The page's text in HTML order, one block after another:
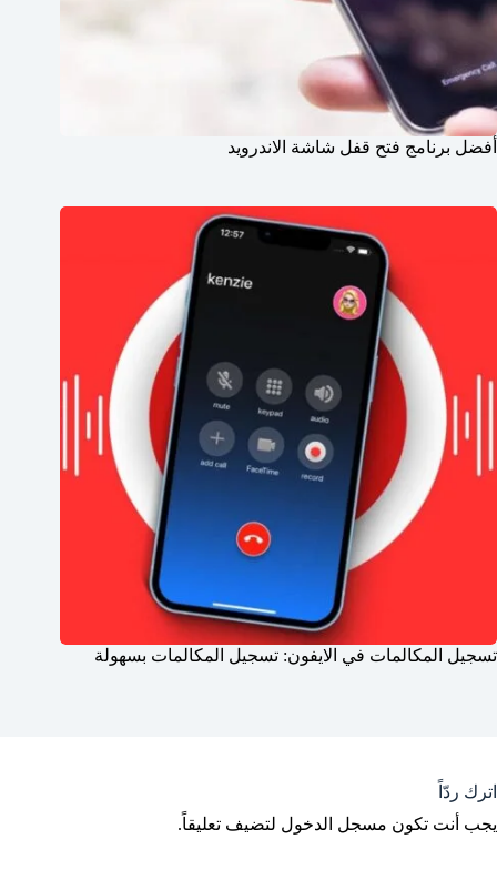
أفضل برنامج فتح قفل شاشة الاندرويد
تسجيل المكالمات في الايفون: تسجيل المكالمات بسهولة
اترك ردّاً
يجب أنت تكون مسجل الدخول لتضيف تعليقاً.